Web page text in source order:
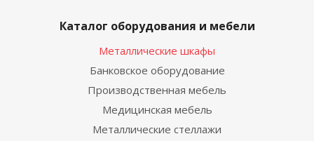
Каталог оборудования и мебели
Металлические шкафы
Банковское оборудование
Производственная мебель
Медицинская мебель
Металлические стеллажи